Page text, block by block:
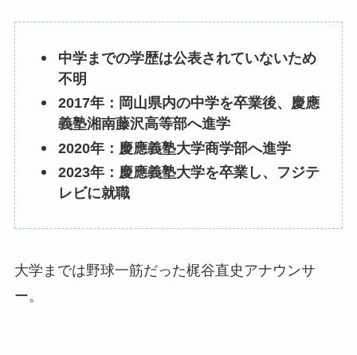
中学までの学歴は公表されていないため
不明
2017年：岡山県内の中学を卒業後、慶應
義塾湘南藤沢高等部へ進学
2020年：慶應義塾大学商学部へ進学
2023年：慶應義塾大学を卒業し、フジテ
レビに就職
大学までは野球一筋だった梶谷直史アナウンサ
ー。